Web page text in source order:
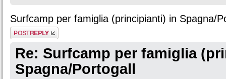
Surfcamp per famiglia (principianti) in Spagna/
Rispondi al
messaggio
Re: Surfcamp per famiglia
Spagna/Portogall